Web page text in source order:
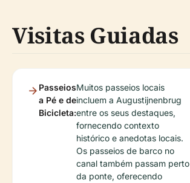
Visitas Guiadas
Passeios
a Pé e de
Bicicleta:
Muitos passeios locais
incluem a Augustijnenbrug
entre os seus destaques,
fornecendo contexto
histórico e anedotas locais.
Os passeios de barco no
canal também passam perto
da ponte, oferecendo